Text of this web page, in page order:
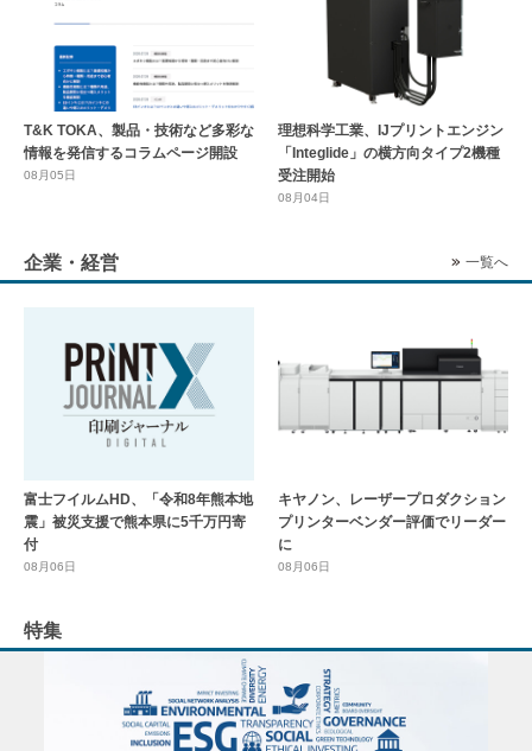
T&K TOKA、製品・技術など多彩な
情報を発信するコラムページ開設
08月05日
理想科学工業、IJプリントエンジン
「Integlide」の横方向タイプ2機種
受注開始
08月04日
企業・経営 一覧へ
富士フイルムHD、「令和8年熊本地
震」被災支援で熊本県に5千万円寄
付
08月06日
キヤノン、レーザープロダクション
プリンターベンダー評価でリーダー
に
08月06日
特集